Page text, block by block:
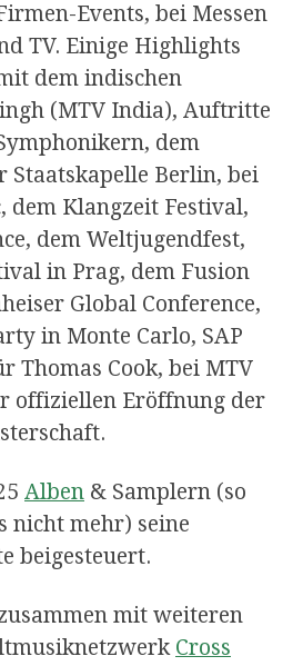
Events, bei Messen
TV. Einige Highlights
dem indischen
(MTV India), Auftritte
dem
Staatskapelle Berlin, bei
dem Klangzeit Festival,
dem Weltjugendfest,
in Prag, dem Fusion
Global Conference,
in Monte Carlo, SAP
Thomas Cook, bei MTV
offiziellen Eröffnung der
Alben & Samplern (so
nicht mehr) seine
beigesteuert.
mit weiteren
Cross